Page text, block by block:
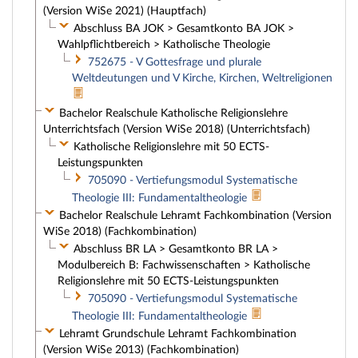
(Version WiSe 2021) (Hauptfach)
Abschluss BA JOK > Gesamtkonto BA JOK >
Wahlpflichtbereich > Katholische Theologie
752675 - V Gottesfrage und plurale
Weltdeutungen und V Kirche, Kirchen, Weltreligionen
Bachelor Realschule Katholische Religionslehre
Unterrichtsfach (Version WiSe 2018) (Unterrichtsfach)
Katholische Religionslehre mit 50 ECTS-
Leistungspunkten
705090 - Vertiefungsmodul Systematische
Theologie III: Fundamentaltheologie
Bachelor Realschule Lehramt Fachkombination (Version
WiSe 2018) (Fachkombination)
Abschluss BR LA > Gesamtkonto BR LA >
Modulbereich B: Fachwissenschaften > Katholische
Religionslehre mit 50 ECTS-Leistungspunkten
705090 - Vertiefungsmodul Systematische
Theologie III: Fundamentaltheologie
Lehramt Grundschule Lehramt Fachkombination
(Version WiSe 2013) (Fachkombination)